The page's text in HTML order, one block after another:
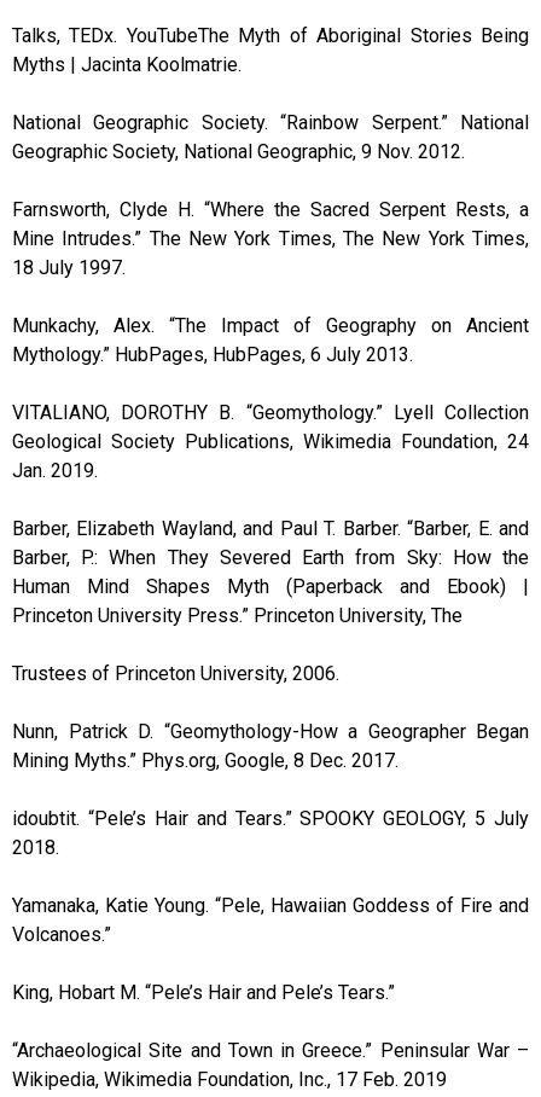
Talks, TEDx. YouTubeThe Myth of Aboriginal Stories Being
Myths | Jacinta Koolmatrie.
National Geographic Society. “Rainbow Serpent.” National
Geographic Society, National Geographic, 9 Nov. 2012.
Farnsworth, Clyde H. “Where the Sacred Serpent Rests, a
Mine Intrudes.” The New York Times, The New York Times,
18 July 1997.
Munkachy, Alex. “The Impact of Geography on Ancient
Mythology.” HubPages, HubPages, 6 July 2013.
VITALIANO, DOROTHY B. “Geomythology.” Lyell Collection
Geological Society Publications, Wikimedia Foundation, 24
Jan. 2019.
Barber, Elizabeth Wayland, and Paul T. Barber. “Barber, E. and
Barber, P.: When They Severed Earth from Sky: How the
Human Mind Shapes Myth (Paperback and Ebook) |
Princeton University Press.” Princeton University, The
Trustees of Princeton University, 2006.
Nunn, Patrick D. “Geomythology-How a Geographer Began
Mining Myths.” Phys.org, Google, 8 Dec. 2017.
idoubtit. “Pele’s Hair and Tears.” SPOOKY GEOLOGY, 5 July
2018.
Yamanaka, Katie Young. “Pele, Hawaiian Goddess of Fire and
Volcanoes.”
King, Hobart M. “Pele’s Hair and Pele’s Tears.”
“Archaeological Site and Town in Greece.” Peninsular War –
Wikipedia, Wikimedia Foundation, Inc., 17 Feb. 2019